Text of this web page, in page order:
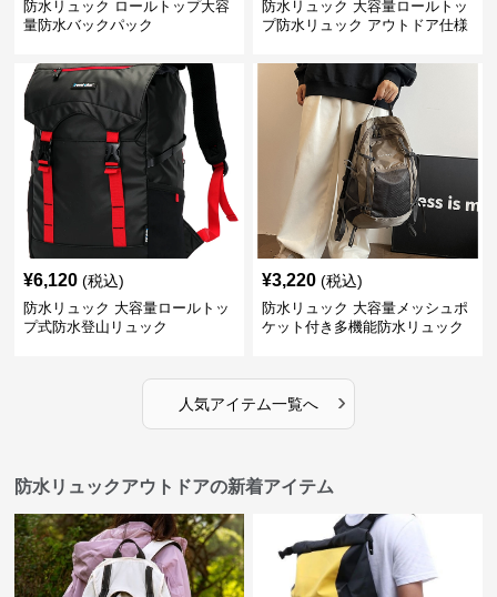
防水リュック ロールトップ大容
量防水バックパック
防水リュック 大容量ロールトッ
プ防水リュック アウトドア仕様
¥6,120 (税込)
防水リュック 大容量ロールトッ
プ式防水登山リュック
¥3,220 (税込)
防水リュック 大容量メッシュポ
ケット付き多機能防水リュック
人気アイテム一覧へ ›
防水リュックアウトドアの新着アイテム